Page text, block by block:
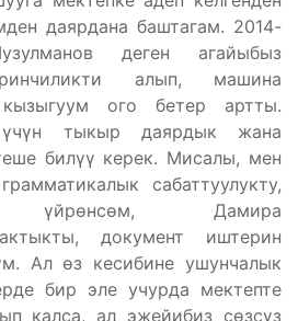
даярдана баштагам. 2014-
деген агайыбыз
алып, машина
ого бетер артты.
тыкыр даярдык жана
билүү керек. Мисалы, мен
сабаттуулукту,
үйрөнсөм, Дамира
документ иштерин
Ал өз кесибине ушунчалык
бир эле учурда мектепте
калса, ал эжейибиз сөзсүз